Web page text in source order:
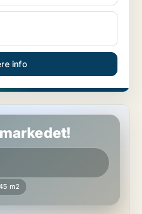
info
m2